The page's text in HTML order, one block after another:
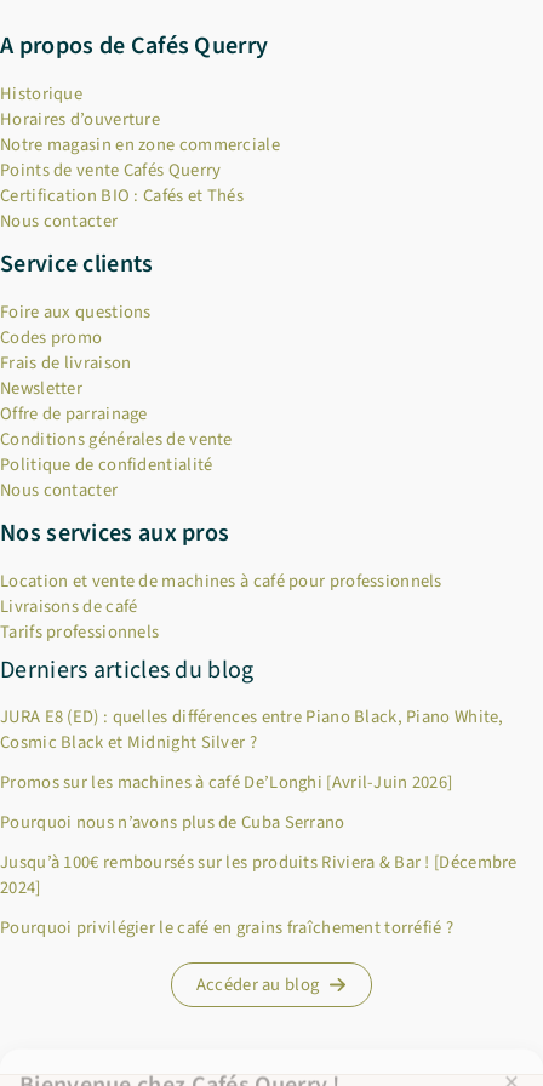
A propos de Cafés Querry
Historique
Horaires d’ouverture
Notre magasin en zone commerciale
Points de vente Cafés Querry
Certification BIO : Cafés et Thés
Nous contacter
Service clients
Foire aux questions
Codes promo
Frais de livraison
Newsletter
Offre de parrainage
Conditions générales de vente
Politique de confidentialité
Nous contacter
Nos services aux pros
Location et vente de machines à café pour professionnels
Livraisons de café
Tarifs professionnels
Derniers articles du blog
JURA E8 (ED) : quelles différences entre Piano Black, Piano White,
Cosmic Black et Midnight Silver ?
Promos sur les machines à café De’Longhi [Avril-Juin 2026]
Pourquoi nous n’avons plus de Cuba Serrano
Jusqu’à 100€ remboursés sur les produits Riviera & Bar ! [Décembre
2024]
Pourquoi privilégier le café en grains fraîchement torréfié ?
Accéder au blog
×
Bienvenue chez Cafés Querry !
Profitez de -10% sur votre première commande (hors
abonnements, machines à café, bouilloires, machines à thé et
code ci-dessous, puis collez-le dans le champ "Code promo" de
BIENVENUE10